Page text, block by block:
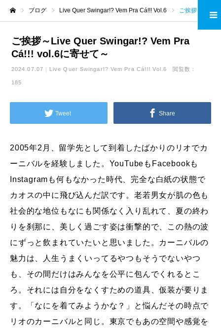
ブログ Live Quer Swingar!? Vem Pra Cá!!! Vol.6 ご挨拶～Live Quer Swingar!? Vem Pra Cá!!! vol.6に寄せて～
ご挨拶～Live Quer Swingar!? Vem Pra
Cá!!! vol.6に寄せて～
2024.07.07 Live Quer Swingar!? Vem Pra Cá!!! Vol.6 閲覧数：
185
Tweet Share
2005年2月、留学先として到着したばかりのリオでカ
ーニバルを経験しました。YouTubeもFacebookも
Instagramも何もなかった時代、 完全な白紙の状態で
カオスの中に飛び込んだ訳です。老若男女が肌の色も
社会的な地位もなにも関係なく入り乱れて、夏の終わ
りを刹那に、美しく過ごす姿は衝撃的で、この熱の波
にずっと飲まれていた いと思いました。カーニバルの
魅力は、人生うまくいってるやつも そうでないやつ
も、その間だけはみんなを公平に包んでくれるとこ
ろ。それには自分をなくすための道具、仮装が要りま
す。「なにを着てみようかな？」と悩んだその時点で
リオのカーニバルと同じ。 東京でもあの空間や感覚を